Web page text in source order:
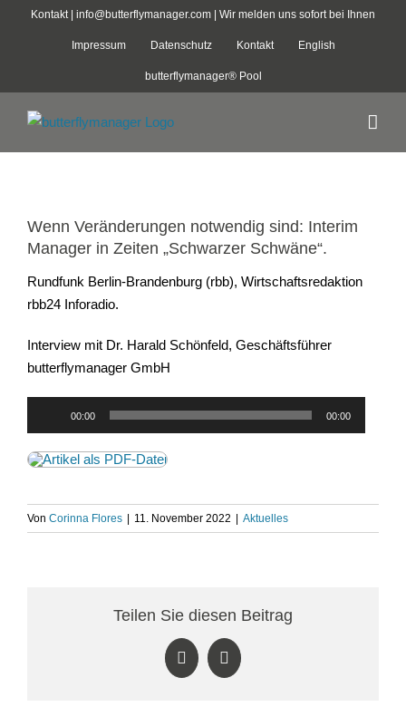
Kontakt | info@butterflymanager.com | Wir melden uns sofort bei Ihnen
Impressum Datenschutz Kontakt English
butterflymanager® Pool
grösseres
Bild
Wenn Veränderungen notwendig sind: Interim
Manager in Zeiten „Schwarzer Schwäne“.
Rundfunk Berlin-Brandenburg (rbb), Wirtschaftsredaktion
rbb24 Inforadio.
Interview mit Dr. Harald Schönfeld, Geschäftsführer
butterflymanager GmbH
Player
00:00 00:00
Von Corinna Flores 11. November 2022 Aktuelles
Teilen Sie diesen Beitrag
LinkedInFacebook